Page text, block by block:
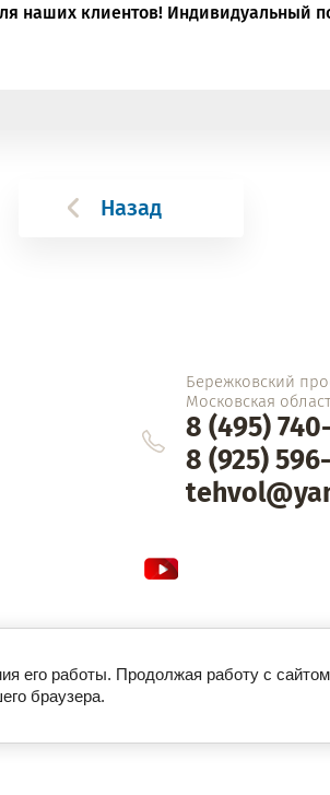
наших клиентов! Индивидуальный
Назад
Бережковский
Московская
8 (495)
8 (925)
его работы. Продолжая работу с
браузера.